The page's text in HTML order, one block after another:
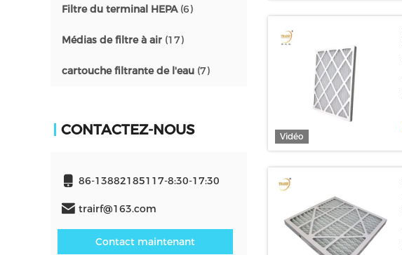
Filtre du terminal HEPA(6)
Médias de filtre à air (17)
cartouche filtrante de l'eau (7)
CONTACTEZ-NOUS
86-13882185117-8:30-17:30
trairf@163.com
Contact maintenant
Vidéo